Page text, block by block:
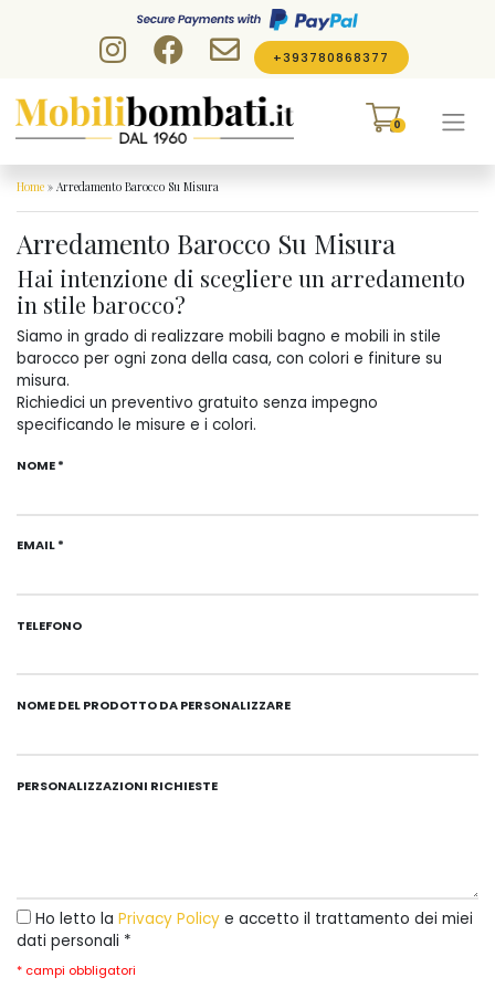
+393780868377
0
Home » Arredamento Barocco Su Misura
Arredamento Barocco Su Misura
Hai intenzione di scegliere un arredamento
in stile barocco?
Siamo in grado di realizzare mobili bagno e mobili in stile
barocco per ogni zona della casa, con colori e finiture su
misura.
Richiedici un preventivo gratuito senza impegno
specificando le misure e i colori.
NOME *
EMAIL *
TELEFONO
NOME DEL PRODOTTO DA PERSONALIZZARE
PERSONALIZZAZIONI RICHIESTE
Ho letto la Privacy Policy e accetto il trattamento dei miei
dati personali *
* campi obbligatori